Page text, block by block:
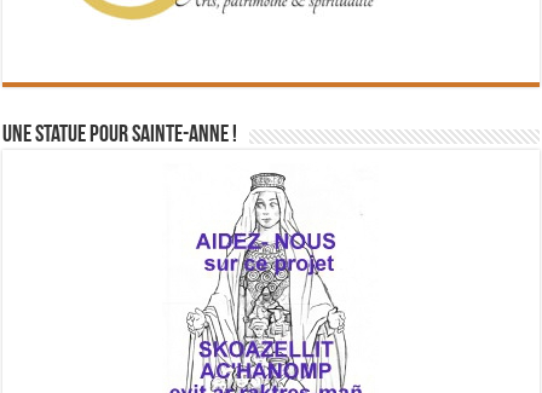
Une statue pour Sainte-Anne !